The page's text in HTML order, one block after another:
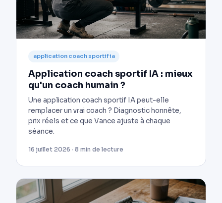
application coach sportif ia
Application coach sportif IA : mieux
qu'un coach humain ?
Une application coach sportif IA peut-elle
remplacer un vrai coach ? Diagnostic honnête,
prix réels et ce que Vance ajuste à chaque
séance.
16 juillet 2026 · 8 min de lecture